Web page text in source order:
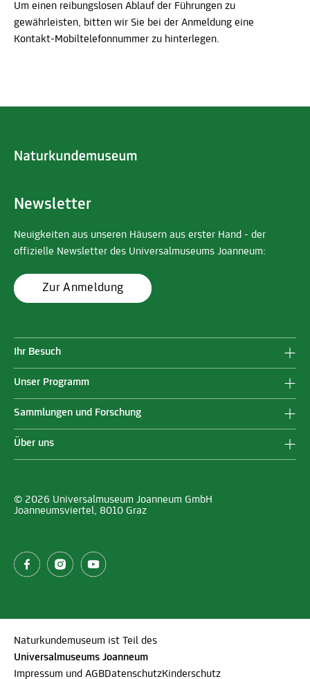
Um einen reibungslosen Ablauf der Führungen zu
gewährleisten, bitten wir Sie bei der Anmeldung eine
Kontakt-Mobiltelefonnummer zu hinterlegen.
Newsletter
Neuigkeiten aus unseren Häusern aus erster Hand - der
offizielle Newsletter des Universalmuseums Joanneum:
Zur Anmeldung
Ihr Besuch
Unser Programm
Sammlungen und Forschung
Über uns
© 2026 Universalmuseum Joanneum GmbH
Joanneumsviertel, 8010 Graz
Naturkundemuseum ist Teil des
Universalmuseums Joanneum
Impressum und AGBDatenschutzKinderschutz